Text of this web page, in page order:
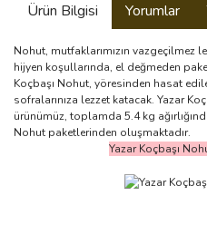
Ürün Bilgisi Yorumlar
Nohut, mutfaklarımızın vazgeçilmez
hijyen koşullarında, el değmeden
Koçbaşı Nohut, yöresinden hasat
sofralarınıza lezzet katacak. Yazar
ürünümüz, toplamda 5.4 kg
Nohut paketlerinden oluşmaktadır.
Yazar Koçbaşı